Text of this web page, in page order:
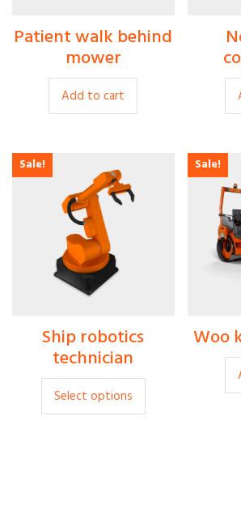
$35.00
Patient walk behind
mower
Add to cart
Sale!
$ 35.00
Ship robotics
technician
Select options
Sale!
Woo